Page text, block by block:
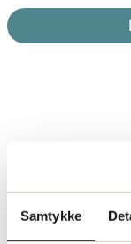
Samtykke